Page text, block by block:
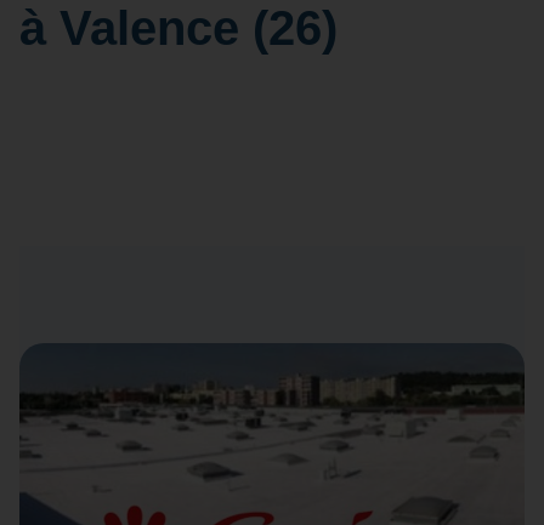
à Valence (26)